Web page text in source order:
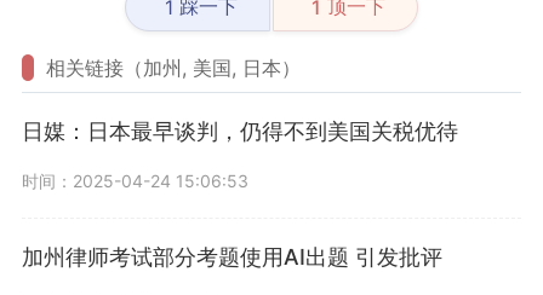
1 踩一下 1 顶一下
相关链接（加州, 美国, 日本）
日媒：日本最早谈判，仍得不到美国关税优待
时间：2025-04-24 15:06:53
加州律师考试部分考题使用AI出题 引发批评